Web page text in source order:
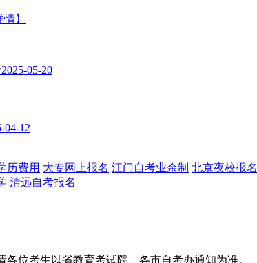
情】
2025-05-20
04-12
历费用 大专网上报名 江门自考业余制 北京夜校报名
清远自考报名
位考生以省教育考试院、各市自考办通知为准。